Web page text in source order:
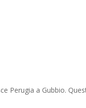
Perugia a Gubbio.